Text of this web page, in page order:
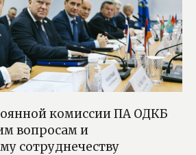
комиссии ПА ОДКБ
вопросам и
сотруднечеству